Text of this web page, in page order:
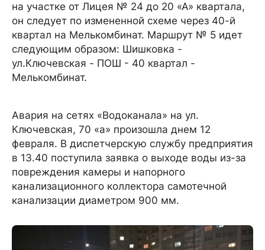
на участке от Лицея № 24 до 20 «А» квартала,
он следует по измененной схеме через 40-й
квартал на Мелькомбинат. Маршрут № 5 идет
следующим образом: Шишковка -
ул.Ключевская - ПОШ - 40 квартал -
Мелькомбинат.
Авария на сетях «Водоканала» на ул.
Ключевская, 70 «а» произошла днем 12
февраля. В диспетчерскую службу предприятия
в 13.40 поступила заявка о выходе воды из-за
повреждения камеры и напорного
канализационного коллектора самотечной
канализации диаметром 900 мм.